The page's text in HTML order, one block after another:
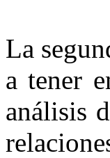
La
a tener
análisis